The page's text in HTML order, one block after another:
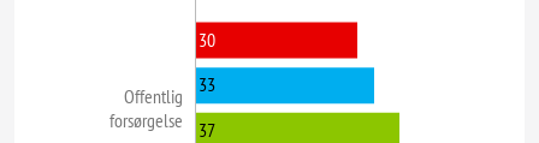
Offentlig
forsørgelse
30
33
37